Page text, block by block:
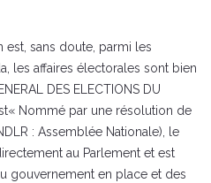
est, sans doute, parmi les
les affaires électorales sont bien
DES ELECTIONS DU
Nommé par une résolution de
: Assemblée Nationale), le
au Parlement et est
gouvernement en place et des